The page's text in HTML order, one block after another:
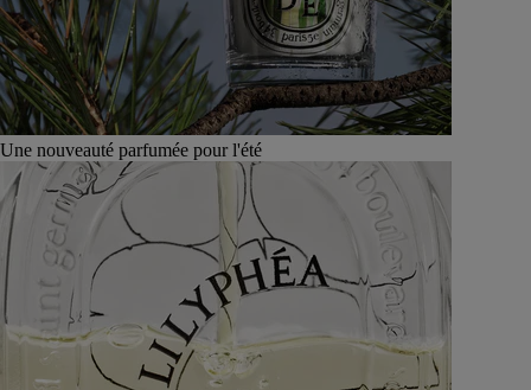
Une nouveauté parfumée pour l'été